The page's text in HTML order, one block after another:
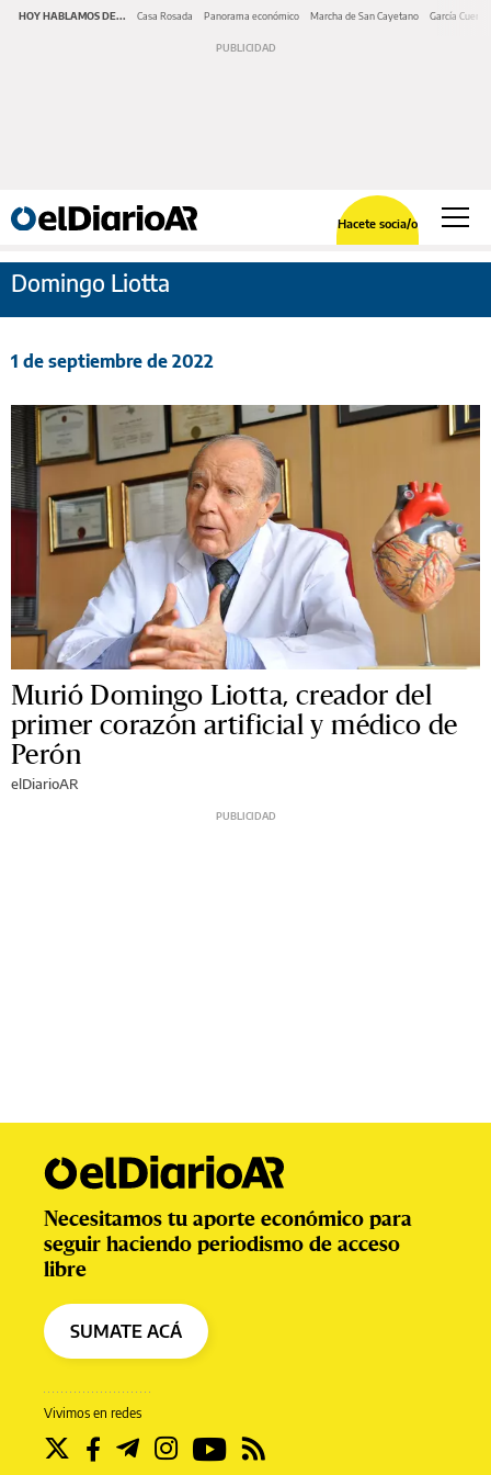
HOY HABLAMOS DE... Casa Rosada Panorama económico Marcha de San Cayetano García Cuerva
Hacete socia/o
Domingo Liotta
1 de septiembre de 2022
Murió Domingo Liotta, creador del
primer corazón artificial y médico de
Perón
elDiarioAR
Vivimos en redes
Necesitamos tu aporte económico para
seguir haciendo periodismo de acceso
libre
SUMATE ACÁ